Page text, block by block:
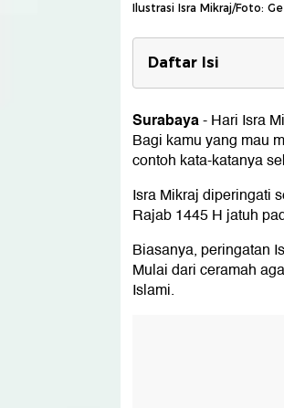
Ilustrasi Isra Mikraj/Foto:
Daftar Isi
Contoh Kata-
Sekilas
Surabaya-Hari Isra
Bagi kamu yang mau
contoh kata-katanya
Isra Mikraj diperingati
Rajab 1445 H jatuh
Biasanya, peringatan
Mulai dari ceramah
Islami.